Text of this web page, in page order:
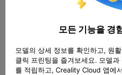
모든 기능을 경
모델의 상세 정보를 확인하고, 원
클릭 프린팅을 즐겨보세요. 모델
를 적립하고, Creality Cloud 앱에